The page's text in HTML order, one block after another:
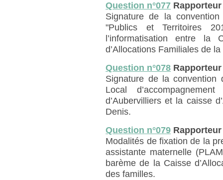
Question n°077
Signature de la convention
"Publics et Territoires
l’informatisation entre la
d’Allocations Familiales de
Question n°078
Signature de la convention
Local
d’Aubervilliers et la caisse
Denis.
Question n°079
Modalités de fixation de la
assistante maternelle
barème de la Caisse
des familles.